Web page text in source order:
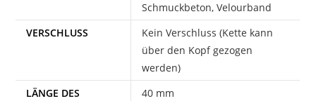
Schmuckbeton, Velourband
VERSCHLUSS
Kein Verschluss (Kette kann
über den Kopf gezogen
werden)
LÄNGE DES
40 mm